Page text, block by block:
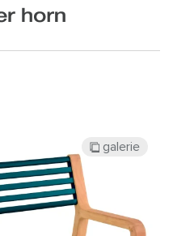
galerie